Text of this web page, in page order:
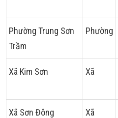
Phường Trung Sơn
Trầm
Phường
Xã Kim Sơn Xã
Xã Sơn Đông Xã